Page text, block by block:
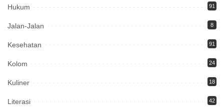
Hukum 91
Jalan-Jalan 8
Kesehatan 91
Kolom 24
Kuliner 18
Literasi 42